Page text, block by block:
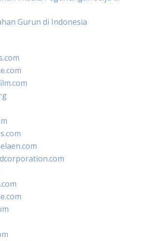
Gurun di Indonesia